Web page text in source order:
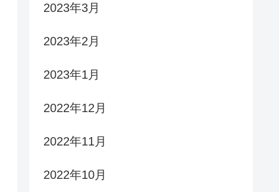
2023年3月
2023年2月
2023年1月
2022年12月
2022年11月
2022年10月